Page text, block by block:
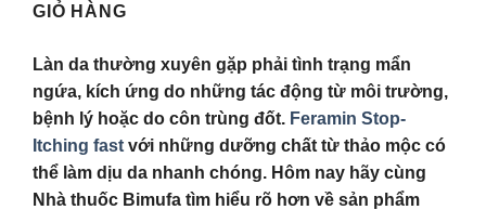
GIỎ HÀNG
Làn da thường xuyên gặp phải tình trạng mẩn
ngứa, kích ứng do những tác động từ môi trường,
bệnh lý hoặc do côn trùng đốt. Feramin Stop-
Itching fast với những dưỡng chất từ thảo mộc có
thể làm dịu da nhanh chóng. Hôm nay hãy cùng
Nhà thuốc Bimufa tìm hiểu rõ hơn về sản phẩm